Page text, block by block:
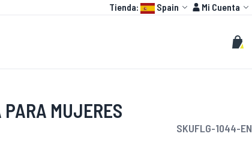
Language:
Tienda: Spain Cuenta
Mi Cuenta
Buscar
Mi
PARA MUJERES
SKUFLG-1044-EN